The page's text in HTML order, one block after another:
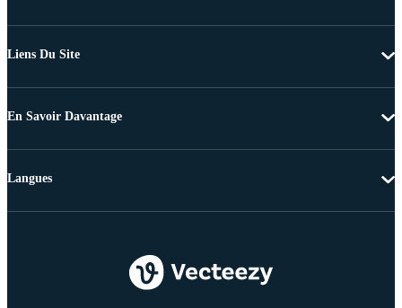
Liens Du Site
En Savoir Davantage
Langues